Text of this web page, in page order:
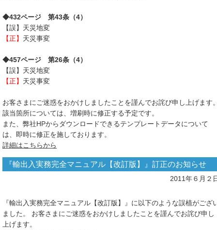
◆432ページ 第43条（4）
【誤】天災地変
【正】 天災事変
◆457ページ 第26条（4）
【誤】天災地変
【正】 天災事変
お客さまにご迷惑をおかけしましたことを謹んでお詫び申し上げます
該当箇所については、増刷時に修正する予定です。
また、弊社HPからダウンロードできるテンプレートデータについて
は、即時に修正を施しております。
詳細はこちらから
『輸出入実務完全マニュアル【改訂版】』訂正のお知らせ
2011年６月２
『輸出入実務完全マニュアル【改訂版】』に以下のような誤植がござ
ました。 お客さまにご迷惑をおかけしましたことを謹んでお詫び申し
上げます。